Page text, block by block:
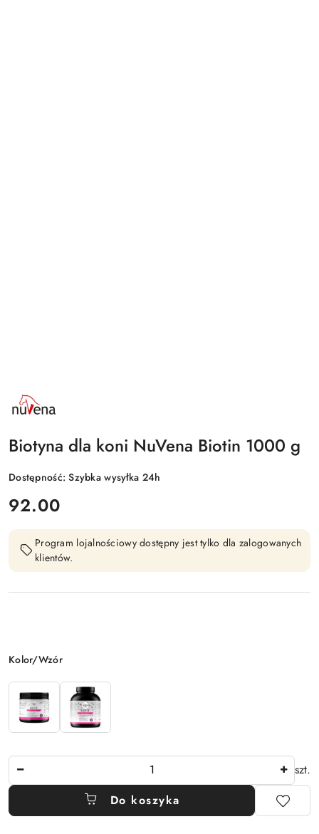
NAZWA
PRODUCENTA:
NUVENA
Biotyna dla koni NuVena Biotin 1000 g
Dostępność:Szybka wysyłka 24h
cena:
92.00
Program lojalnościowy dostępny jest tylko dla zalogowanych
klientów.
Wariant
Kolor/Wzór
szt.
Do koszyka